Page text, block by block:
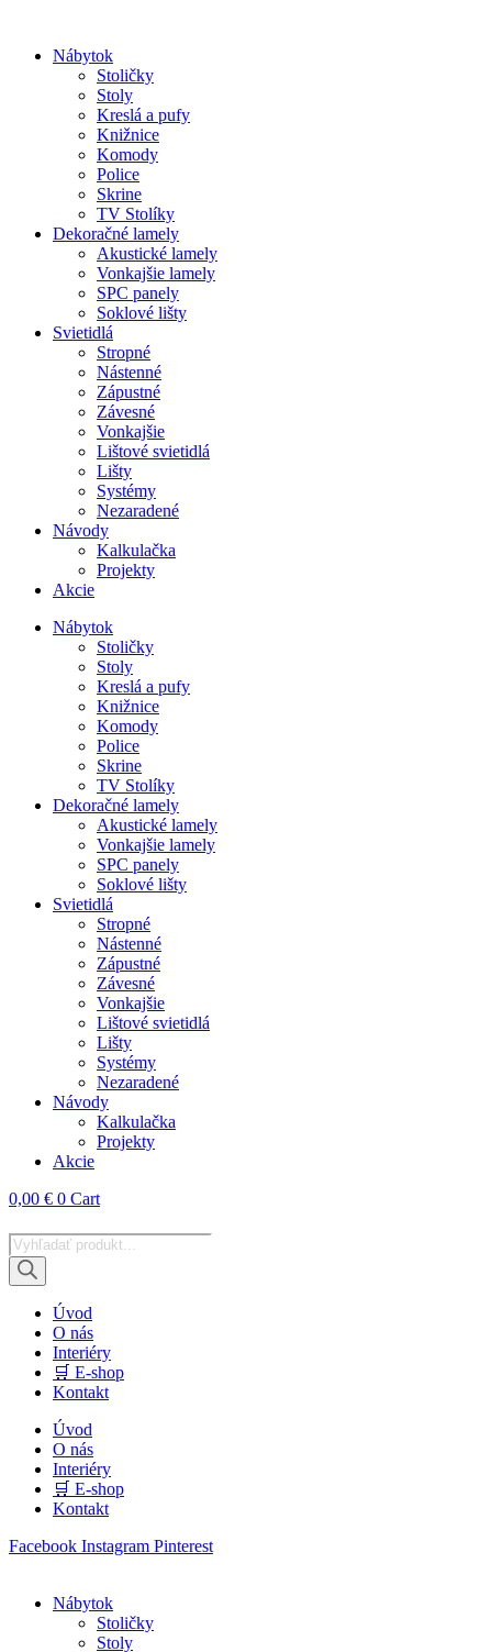
obsah
Nábytok
Stoličky
Stoly
Kreslá a pufy
Knižnice
Komody
Police
Skrine
TV Stolíky
Dekoračné lamely
Akustické lamely
Vonkajšie lamely
SPC panely
Soklové lišty
Svietidlá
Stropné
Nástenné
Zápustné
Závesné
Vonkajšie
Lištové svietidlá
Lišty
Systémy
Nezaradené
Návody
Kalkulačka
Projekty
Akcie
Nábytok
Stoličky
Stoly
Kreslá a pufy
Knižnice
Komody
Police
Skrine
TV Stolíky
Dekoračné lamely
Akustické lamely
Vonkajšie lamely
SPC panely
Soklové lišty
Svietidlá
Stropné
Nástenné
Zápustné
Závesné
Vonkajšie
Lištové svietidlá
Lišty
Systémy
Nezaradené
Návody
Kalkulačka
Projekty
Akcie
0,00 € 0 Cart
Products
search
Úvod
O nás
Interiéry
🛒 E-shop
Kontakt
Úvod
O nás
Interiéry
🛒 E-shop
Kontakt
Facebook Instagram Pinterest
Nábytok
Stoličky
Stoly